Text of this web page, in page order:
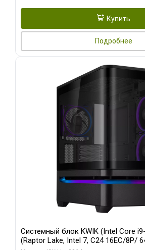
Купить
Подробнее
Системный блок KWIK (Intel Core
(Raptor Lake, Intel 7, C24 16EC/8P/